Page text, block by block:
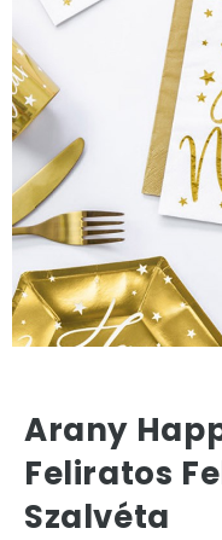
Arany
Feliratos
Szalvéta